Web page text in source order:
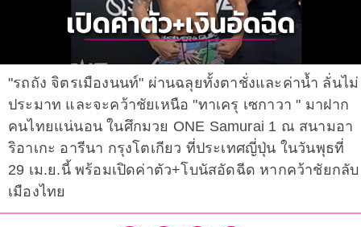
"รถถัง จิตรเมืองนนท์" ผ่านฉลุยทั้งตาชั่งและค่าน้ำ ลั่นไม่
ประมาท และจะคว้าชัยเหนือ "ทาเครุ เซกาวา " มาฝาก
คนไทยแน่นอน ในศึกมวย ONE Samurai 1 ณ สนามอา
ริอาเกะ อารีนา กรุงโตเกียว ที่ประเทศญี่ปุ่น ในวันพุธที่
29 เม.ย.นี้ พร้อมเปิดค่าตัว+โบนัสอัดฉีด หากคว้าชัยกลับ
เมืองไทย